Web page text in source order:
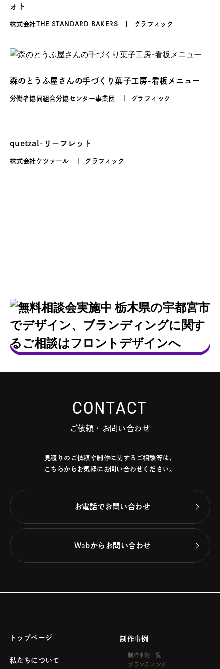
ォト
株式会社THE STANDARD BAKERS グラフィック
森のとうふ屋さんの手づくり菓子工房-看板メニュー
労働者協同組合労協センター事業団 グラフィック
quetzal-リーフレット
株式会社ケツァール グラフィック
CONTACT
ご依頼・お問い合わせ
見積りのご依頼や制作に関するご相談等は、
こちらからお気軽にお問い合わせください。
お電話でお問い合わせ
Webからお問い合わせ
トップページ
私たちについて
制作事例
制作事例一覧
ブランディング